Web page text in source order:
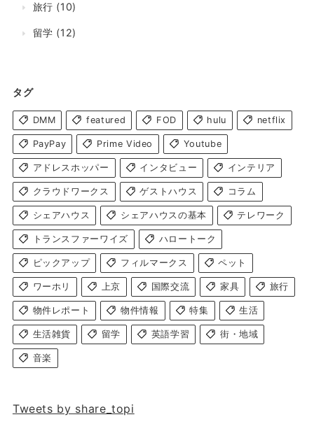
旅行 (10)
留学 (12)
タグ
DMM featured FOD hulu netflix
PayPay Prime Video Youtube
アドレスホッパー インタビュー インテリア
クラウドワークス ゲストハウス コラム
シェアハウス シェアハウスの基本 テレワーク
トランスファーワイズ ハロートーク
ピックアップ フィルマークス ペット
ワーホリ 上京 国際交流 家具 旅行
物件レポート 物件情報 特集 生活
生活雑貨 留学 英語学習 街・地域
音楽
Tweets by share_topi